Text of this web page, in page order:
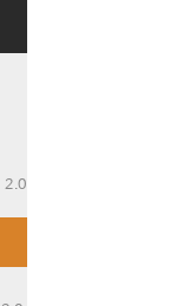
2.0